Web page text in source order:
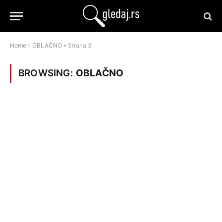
Home » OBLAČNO » Strana 3
BROWSING: OBLAČNO